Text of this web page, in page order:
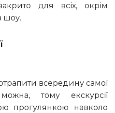
для всіх, окрім
шоу.
тому екскурсії
прогулянкою навколо